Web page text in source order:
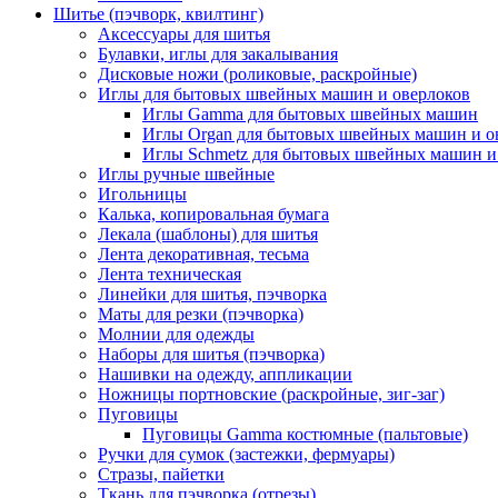
Шитье (пэчворк, квилтинг)
Аксессуары для шитья
Булавки, иглы для закалывания
Дисковые ножи (роликовые, раскройные)
Иглы для бытовых швейных машин и оверлоков
Иглы Gamma для бытовых швейных машин
Иглы Organ для бытовых швейных машин и
Иглы Schmetz для бытовых швейных машин и
Иглы ручные швейные
Игольницы
Калька, копировальная бумага
Лекала (шаблоны) для шитья
Лента декоративная, тесьма
Лента техническая
Линейки для шитья, пэчворка
Маты для резки (пэчворка)
Молнии для одежды
Наборы для шитья (пэчворка)
Нашивки на одежду, аппликации
Ножницы портновские (раскройные, зиг-заг)
Пуговицы
Пуговицы Gamma костюмные (пальтовые)
Ручки для сумок (застежки, фермуары)
Стразы, пайетки
Ткань для пэчворка (отрезы)